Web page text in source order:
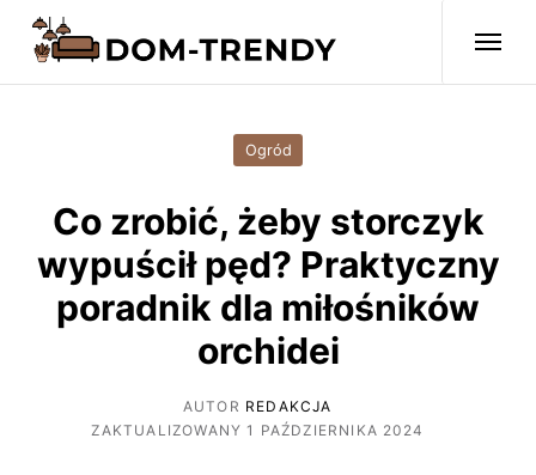
Ogród
Co zrobić, żeby storczyk
wypuścił pęd? Praktyczny
poradnik dla miłośników
orchidei
AUTOR REDAKCJA
ZAKTUALIZOWANY 1 PAŹDZIERNIKA 2024